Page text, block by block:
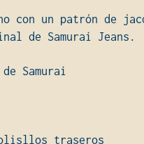
con un patrón de
de Samurai Jeans.
Samurai
traseros